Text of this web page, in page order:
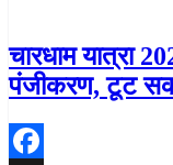
चारधाम यात्रा
पंजीकरण, टूट